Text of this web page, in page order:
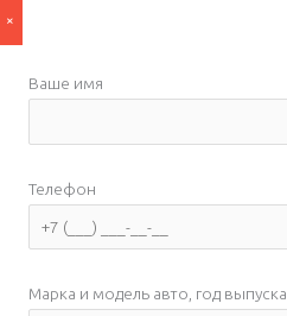
и
е
×
Ваше имя
Телефон
Марка и модель авто, год выпуска